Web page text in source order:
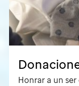
Honrar a un